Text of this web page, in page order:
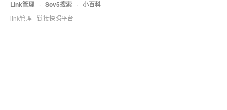
Link管理 · Sov5搜索 · 小百科
link管理 - 链接快照平台